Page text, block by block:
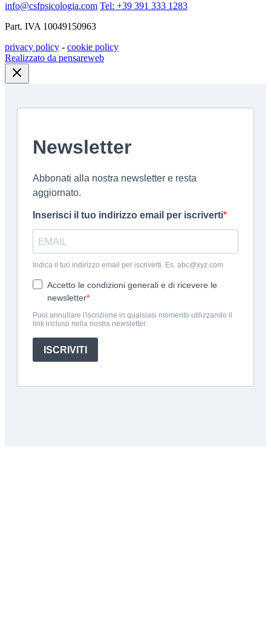
info@csfpsicologia.com Tel: +39 391 333 1283
Part. IVA 10049150963
privacy policy - cookie policy
Realizzato da pensareweb